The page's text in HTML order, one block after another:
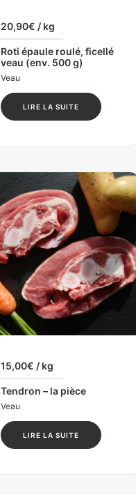
20,90€ / kg
Roti épaule roulé, ficellé
veau (env. 500 g)
Veau
LIRE LA SUITE
15,00€ / kg
Tendron – la pièce
Veau
LIRE LA SUITE